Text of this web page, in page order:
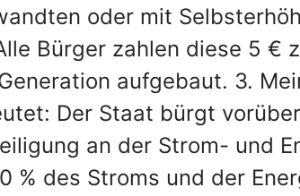
oder mit
Bürger zahlen diese 5
aufgebaut. 3.
Der Staat bürgt
an der Strom- und
% des Stroms und der